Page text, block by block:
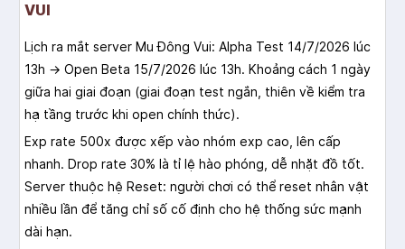
VUI
Lịch ra mắt server Mu Đông Vui: Alpha Test 14/7/2026 lúc
13h → Open Beta 15/7/2026 lúc 13h. Khoảng cách 1 ngày
giữa hai giai đoạn (giai đoạn test ngắn, thiên về kiểm tra
hạ tầng trước khi open chính thức).
Exp rate 500x được xếp vào nhóm exp cao, lên cấp
nhanh. Drop rate 30% là tỉ lệ hào phóng, dễ nhặt đồ tốt.
Server thuộc hệ Reset: người chơi có thể reset nhân vật
nhiều lần để tăng chỉ số cố định cho hệ thống sức mạnh
dài hạn.